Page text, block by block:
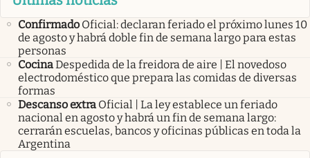
Confirmado Oficial: declaran feriado el próximo lunes 10
de agosto y habrá doble fin de semana largo para estas
personas
CocinaDespedida de la freidora de aire | El novedoso
electrodoméstico que prepara las comidas de diversas
formas
Descanso extra Oficial | La ley establece un feriado
nacional en agosto y habrá un fin de semana largo:
cerrarán escuelas, bancos y oficinas públicas en toda la
Argentina